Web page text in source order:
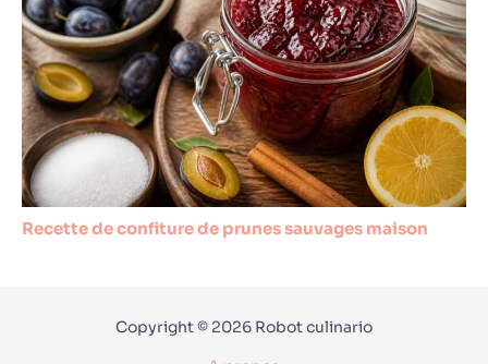
Recette de confiture de prunes sauvages maison
Copyright © 2026 Robot culinario